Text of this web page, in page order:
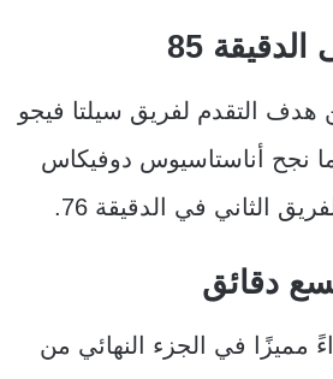
85
التقدم لفريق سيلتا فيجو
19، بينما نجح أناستاسيوس دوفيكاس
الثاني في الدقيقة 76.
دقائق
مميزًا في الجزء النهائي من